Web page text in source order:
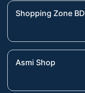
Shopping Zone BD
Asmi Shop